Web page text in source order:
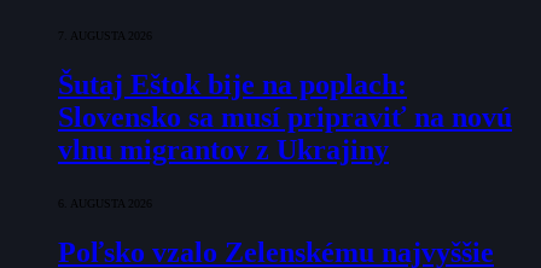
7. AUGUSTA 2026
Šutaj Eštok bije na poplach:
Slovensko sa musí pripraviť na novú
vlnu migrantov z Ukrajiny
6. AUGUSTA 2026
Poľsko vzalo Zelenskému najvyššie